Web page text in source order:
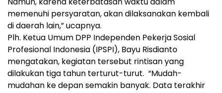
memenuhi persyaratan, akan dilaksanakan kembali
di daerah lain,” ucapnya.
Plh. Ketua Umum DPP Independen Pekerja Sosial
Profesional Indonesia (IPSPI), Bayu Risdianto
mengatakan, kegiatan tersebut rintisan yang
dilakukan tiga tahun terturut-turut. “Mudah-
mudahan ke depan semakin banyak. Data terakhir